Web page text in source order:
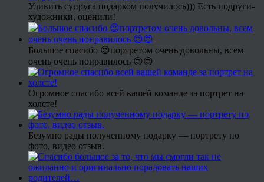
Удивить супруга подарком получилось))) Есть подруги-
художники, оценили!
Большое спасибо 😍портретом очень довольны, всем
очень очень понравилось 😍😍
Огромное спасибо всей вашей команде за портрет на
холсте!
Безумно рады полученному подарку — портрету по
фото, видео отзыв.